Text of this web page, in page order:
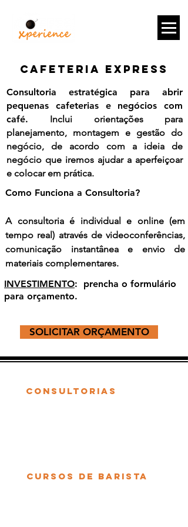
CAFETERIA EXPRESS
Consultoria estratégica para abrir
pequenas cafeterias e negócios com
café. Inclui orientações para
planejamento, montagem e gestão do
negócio, de acordo com a ideia de
negócio que iremos ajudar a aperfeiçoar
e colocar em prática.
Como Funciona a Consultoria?
A consultoria é individual e online (em
tempo real) através de videoconferências,
comunicação instantânea e envio de
materiais complementares.
INVESTIMENTO: prencha o formulário
para orçamento.
SOLICITAR ORÇAMENTO
Consultorias
Cursos de Barista